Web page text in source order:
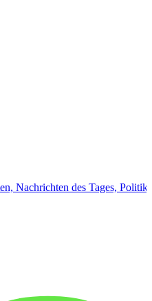
Nachrichten des Tages, Politik